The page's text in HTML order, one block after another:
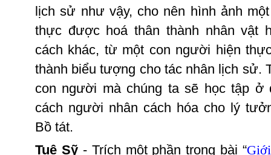
lịch sử như vậy, cho nên hình ảnh một
thực được hoá thân thành nhân vật
cách khác, từ một con người hiện
thành biểu tượng cho tác nhân lịch sử.
con người mà chúng ta sẽ học tập ở
cách người nhân cách hóa cho lý
Bồ tát.
Tuệ Sỹ- Trích một phần trong bài “Giới